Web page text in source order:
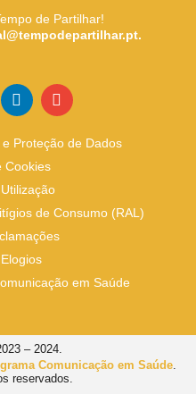
de Partilhar!
Proteção de Dados
Cookies
de Consumo (RAL)
em Saúde
– 2024.
Comunicação em Saúde
reservados.